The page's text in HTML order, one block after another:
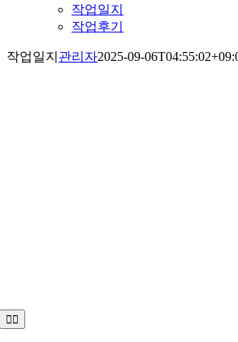
작업일지
작업후기
작업일지 관리자2025-09-
Toggle
Navigation